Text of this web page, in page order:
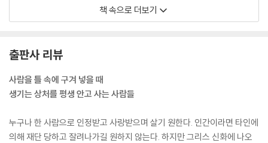
미끼는 언제나 먹음직스럽다 ＿156
눈먼 사자는 쥐도 무서워하지 않는다 ＿157
자신감을 잃으면 온 세상이 나의 적이다 ＿162
빈부는 소유가 아니라 존재에 의해 결정된다 ＿167
불완전함이란 진정성의 표시이다 ＿169
겁먹은 개가 크게 짖는 법이다 ＿174
실패를 통해 불행해지는 사람이 있는가 하면 오히려 마음이 단단해지고 지
다. 이것에 따라 ‘실패를 해석하는 방식’이 달라지는 것이다. 작은 실패를
과장하고 엄살을 떠는 사람이 있는가 하면 툭툭 털고 일어나 씩씩하게 이
겨내는 사람도 있다.
패를 과도하게 부끄러워하며 사람들의 평가에 크게 반응하고 연연해한다.
이러한 사람은 작은 실패를 견뎌낼 힘이 부족할 수 있다.--- pp. 38-39
책 속으로 더보기
출판사 리뷰
사람을 틀 속에 구겨 넣을 때
생기는 상처를 평생 안고 사는 사람들
누구나 한 사람으로 인정받고 사랑받으며 살기 원한다. 인간이라면 타인에
의해 재단 당하고 잘려나가길 원하지 않는다. 하지만 그리스 신화에 나오